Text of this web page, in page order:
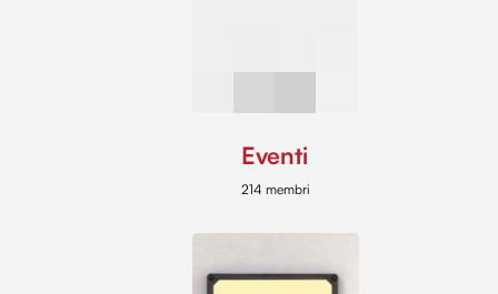
Eventi
214 membri